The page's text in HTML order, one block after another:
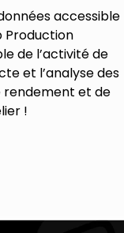
accessible
Production
de l’activité de
et l’analyse des
rendement et de
!